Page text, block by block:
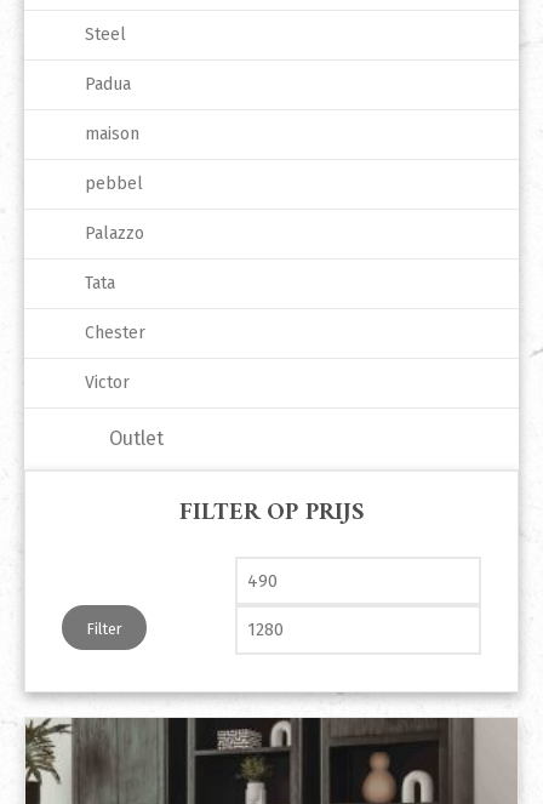
Steel
Padua
maison
pebbel
Palazzo
Tata
Chester
Victor
Outlet
FILTER OP PRIJS
Min. prijs
Filter